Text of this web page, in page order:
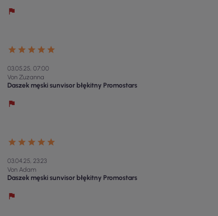
03.05.25, 07:00
Von Zuzanna
Daszek męski sunvisor błękitny Promostars
03.04.25, 23:23
Von Adam
Daszek męski sunvisor błękitny Promostars